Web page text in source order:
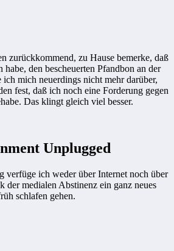
zurückkommend, zu Hause bemerke, daß
habe, den bescheuerten Pfandbon an der
ich mich neuerdings nicht mehr darüber,
fest, daß ich noch eine Forderung gegen
Das klingt gleich viel besser.
Unplugged
verfüge ich weder über Internet noch über
der medialen Abstinenz ein ganz neues
schlafen gehen.